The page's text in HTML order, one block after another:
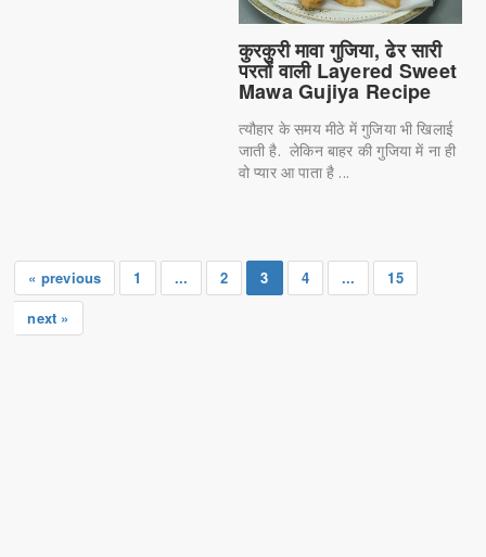
कुरकुरी मावा गुजिया, ढेर सारी
परतों वाली Layered Sweet
Mawa Gujiya Recipe
त्यौहार के समय मीठे में गुजिया भी खिलाई
जाती है. लेकिन बाहर की गुजिया में ना ही
वो प्यार आ पाता है ...
« previous 1 ... 2 3 4 ...
15
next »